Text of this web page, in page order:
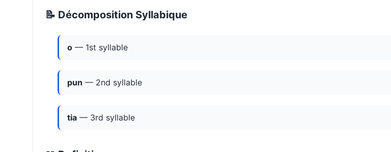
📝 Décomposition Syllabique
o — 1st syllable
pun — 2nd syllable
tia — 3rd syllable